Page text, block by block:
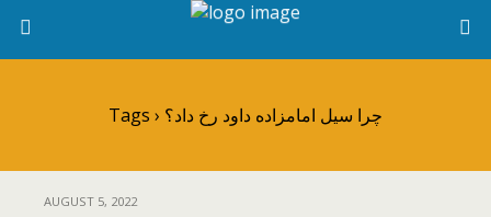
Tags › چرا سیل امامزاده داود رخ داد؟
AUGUST 5, 2022